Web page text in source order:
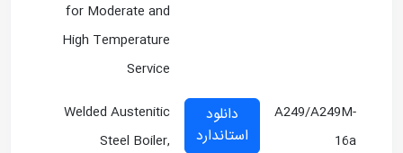
for Moderate and
High Temperature
Service
A249/A249M-
16a
دانلود
استاندارد
Welded Austenitic
Steel Boiler,